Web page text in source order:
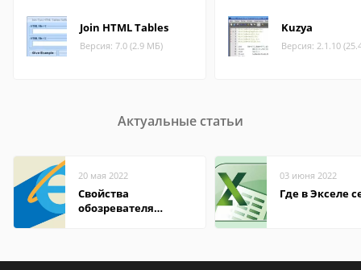
Join HTML Tables
Версия: 7.0 (2.9 МБ)
Kuzya
Версия: 2.1.10
Актуальные статьи
20 мая 2022
Свойства
обозревателя
03 июня 2022
Где в Экселе